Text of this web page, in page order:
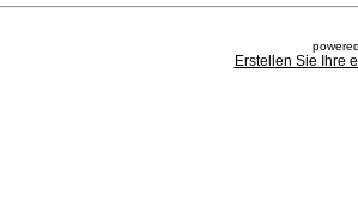
Erstellen Sie Ihre